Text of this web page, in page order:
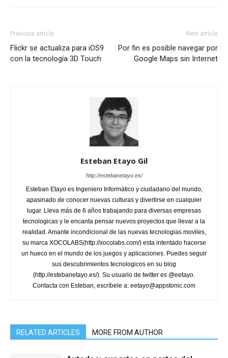
Previous article
Flickr se actualiza para iOS9
con la tecnología 3D Touch
Next article
Por fin es posible navegar por
Google Maps sin Internet
Esteban Etayo Gil
http://estebanetayo.es/
Esteban Etayo es Ingeniero Informático y ciudadano del mundo,
apasinado de conocer nuevas culturas y divertirse en cualquier
lugar. Lleva más de 6 años trabajando para diversas empresas
tecnologicas y le encanta pensar nuevos proyectos que llevar a la
realidad. Amante incondicional de las nuevas tecnologias moviles,
su marca XOCOLABS(http://xocolabs.com/) esta intentado hacerse
un hueco en el mundo de los juegos y aplicaciones. Puedes seguir
sus descubrimientos tecnologicos en su blog
(http://estebanetayo.es/). Su usuario de twitter es @eetayo.
Contacta con Esteban, escríbele a: eetayo@appstonic.com
RELATED ARTICLES MORE FROM AUTHOR